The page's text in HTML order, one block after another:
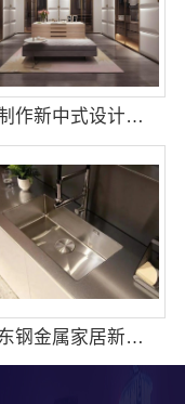
匠心制作新中式设计公司，华居不锈钢演绎东方韵味
江苏东钢金属家居新中式艺术匠心制作费用详解